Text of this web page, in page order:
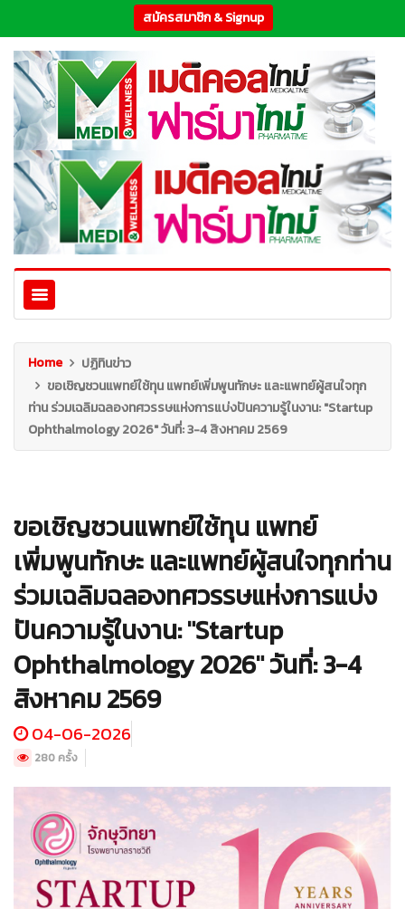
สมัครสมาชิก & Signup
Home
ปฏิทินข่าว
ขอเชิญชวนแพทย์ใช้ทุน แพทย์เพิ่มพูนทักษะ และแพทย์ผู้สนใจทุก
ท่าน ร่วมเฉลิมฉลองทศวรรษแห่งการแบ่งปันความรู้ในงาน: "Startup
Ophthalmology 2026" วันที่: 3-4 สิงหาคม 2569
ขอเชิญชวนแพทย์ใช้ทุน แพทย์
เพิ่มพูนทักษะ และแพทย์ผู้สนใจทุกท่าน
ร่วมเฉลิมฉลองทศวรรษแห่งการแบ่ง
ปันความรู้ในงาน: "Startup
Ophthalmology 2026" วันที่: 3-4
สิงหาคม 2569
04-06-2026
280 ครั้ง